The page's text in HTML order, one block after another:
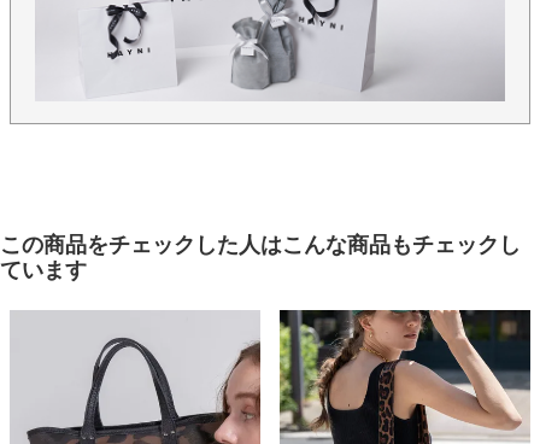
この商品をチェックした人はこんな商品もチェックし
ています